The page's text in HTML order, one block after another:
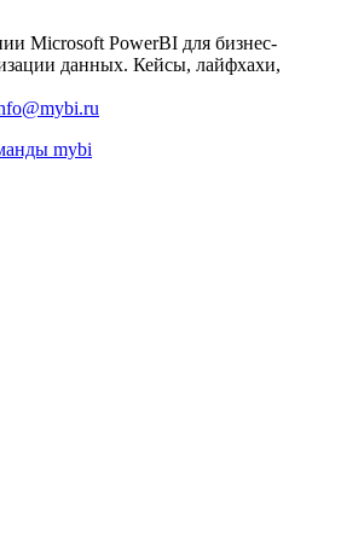
Microsoft PowerBI для бизнес-
данных. Кейсы, лайфхахи,
mybi